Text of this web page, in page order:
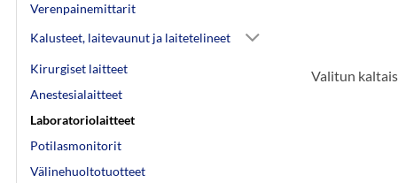
Verenpainemittarit
Kalusteet, laitevaunut ja laitetelineet
Kirurgiset laitteet
Anestesialaitteet
Laboratoriolaitteet
Potilasmonitorit
Välinehuoltotuotteet
Valitun